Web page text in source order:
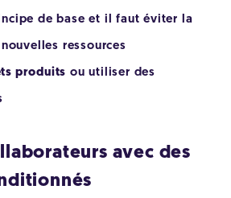
de base et il faut éviter la
ressources
produits ou utiliser des
avec des